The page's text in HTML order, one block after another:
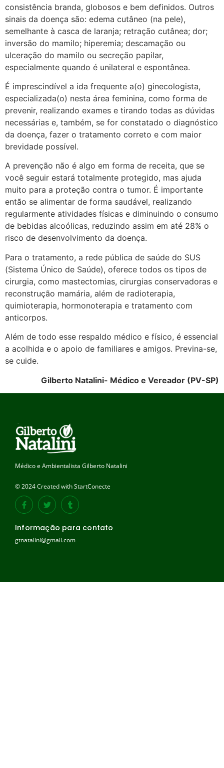
consistência branda, globosos e bem definidos. Outros
sinais da doença são: edema cutâneo (na pele),
semelhante à casca de laranja; retração cutânea; dor;
inversão do mamilo; hiperemia; descamação ou
ulceração do mamilo ou secreção papilar,
especialmente quando é unilateral e espontânea.
É imprescindível a ida frequente a(o) ginecologista,
especializada(o) nesta área feminina, como forma de
prevenir, realizando exames e tirando todas as dúvidas
necessárias e, também, se for constatado o diagnóstico
da doença, fazer o tratamento correto e com maior
brevidade possível.
A prevenção não é algo em forma de receita, que se
você seguir estará totalmente protegido, mas ajuda
muito para a proteção contra o tumor. É importante
então se alimentar de forma saudável, realizando
regularmente atividades físicas e diminuindo o consumo
de bebidas alcoólicas, reduzindo assim em até 28% o
risco de desenvolvimento da doença.
Para o tratamento, a rede pública de saúde do SUS
(Sistema Único de Saúde), oferece todos os tipos de
cirurgia, como mastectomias, cirurgias conservadoras e
reconstrução mamária, além de radioterapia,
quimioterapia, hormonoterapia e tratamento com
anticorpos.
Além de todo esse respaldo médico e físico, é essencial
a acolhida e o apoio de familiares e amigos. Previna-se,
se cuide.
Gilberto Natalini- Médico e Vereador (PV-SP)
Médico e Ambientalista Gilberto Natalini
© 2024 Created with StartConecte
Informação para contato
gtnatalini@gmail.com